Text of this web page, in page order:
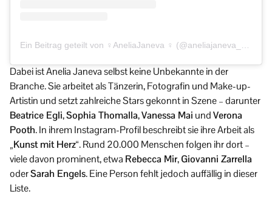
Dabei ist Anelia Janeva selbst keine Unbekannte in der
Branche. Sie arbeitet als Tänzerin, Fotografin und Make-up-
Artistin und setzt zahlreiche Stars gekonnt in Szene – darunter
Beatrice Egli,Sophia Thomalla,Vanessa Mai undVerona
Pooth. In ihrem Instagram-Profil beschreibt sie ihre Arbeit als
„Kunst mit Herz“. Rund 20.000 Menschen folgen ihr dort –
viele davon prominent, etwa Rebecca Mir,Giovanni Zarrella
oderSarah Engels. Eine Person fehlt jedoch auffällig in dieser
Liste.